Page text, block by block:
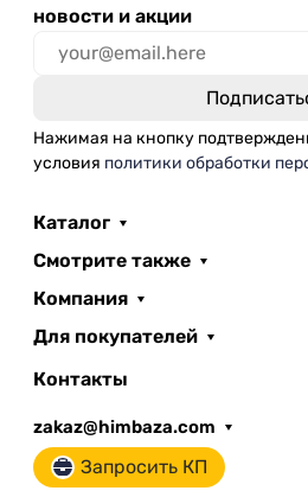
новости и акции
Нажимая на кнопку
условия политики обработки
Каталог
Смотрите также
Компания
Для покупателей
Контакты
zakaz@himbaza.com
Запросить КП